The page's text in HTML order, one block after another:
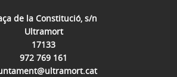
de la Constitució, s/n
Ultramort
17133
972 769 161